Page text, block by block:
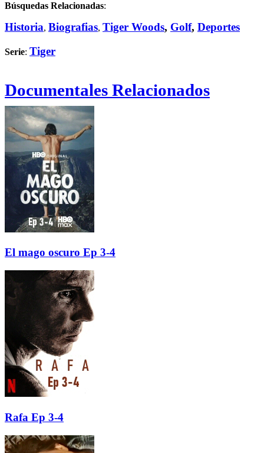
Búsquedas Relacionadas:
Historia, Biografias, Tiger Woods, Golf, Deportes
Serie: Tiger
Documentales Relacionados
El mago oscuro Ep 3-4
Rafa Ep 3-4